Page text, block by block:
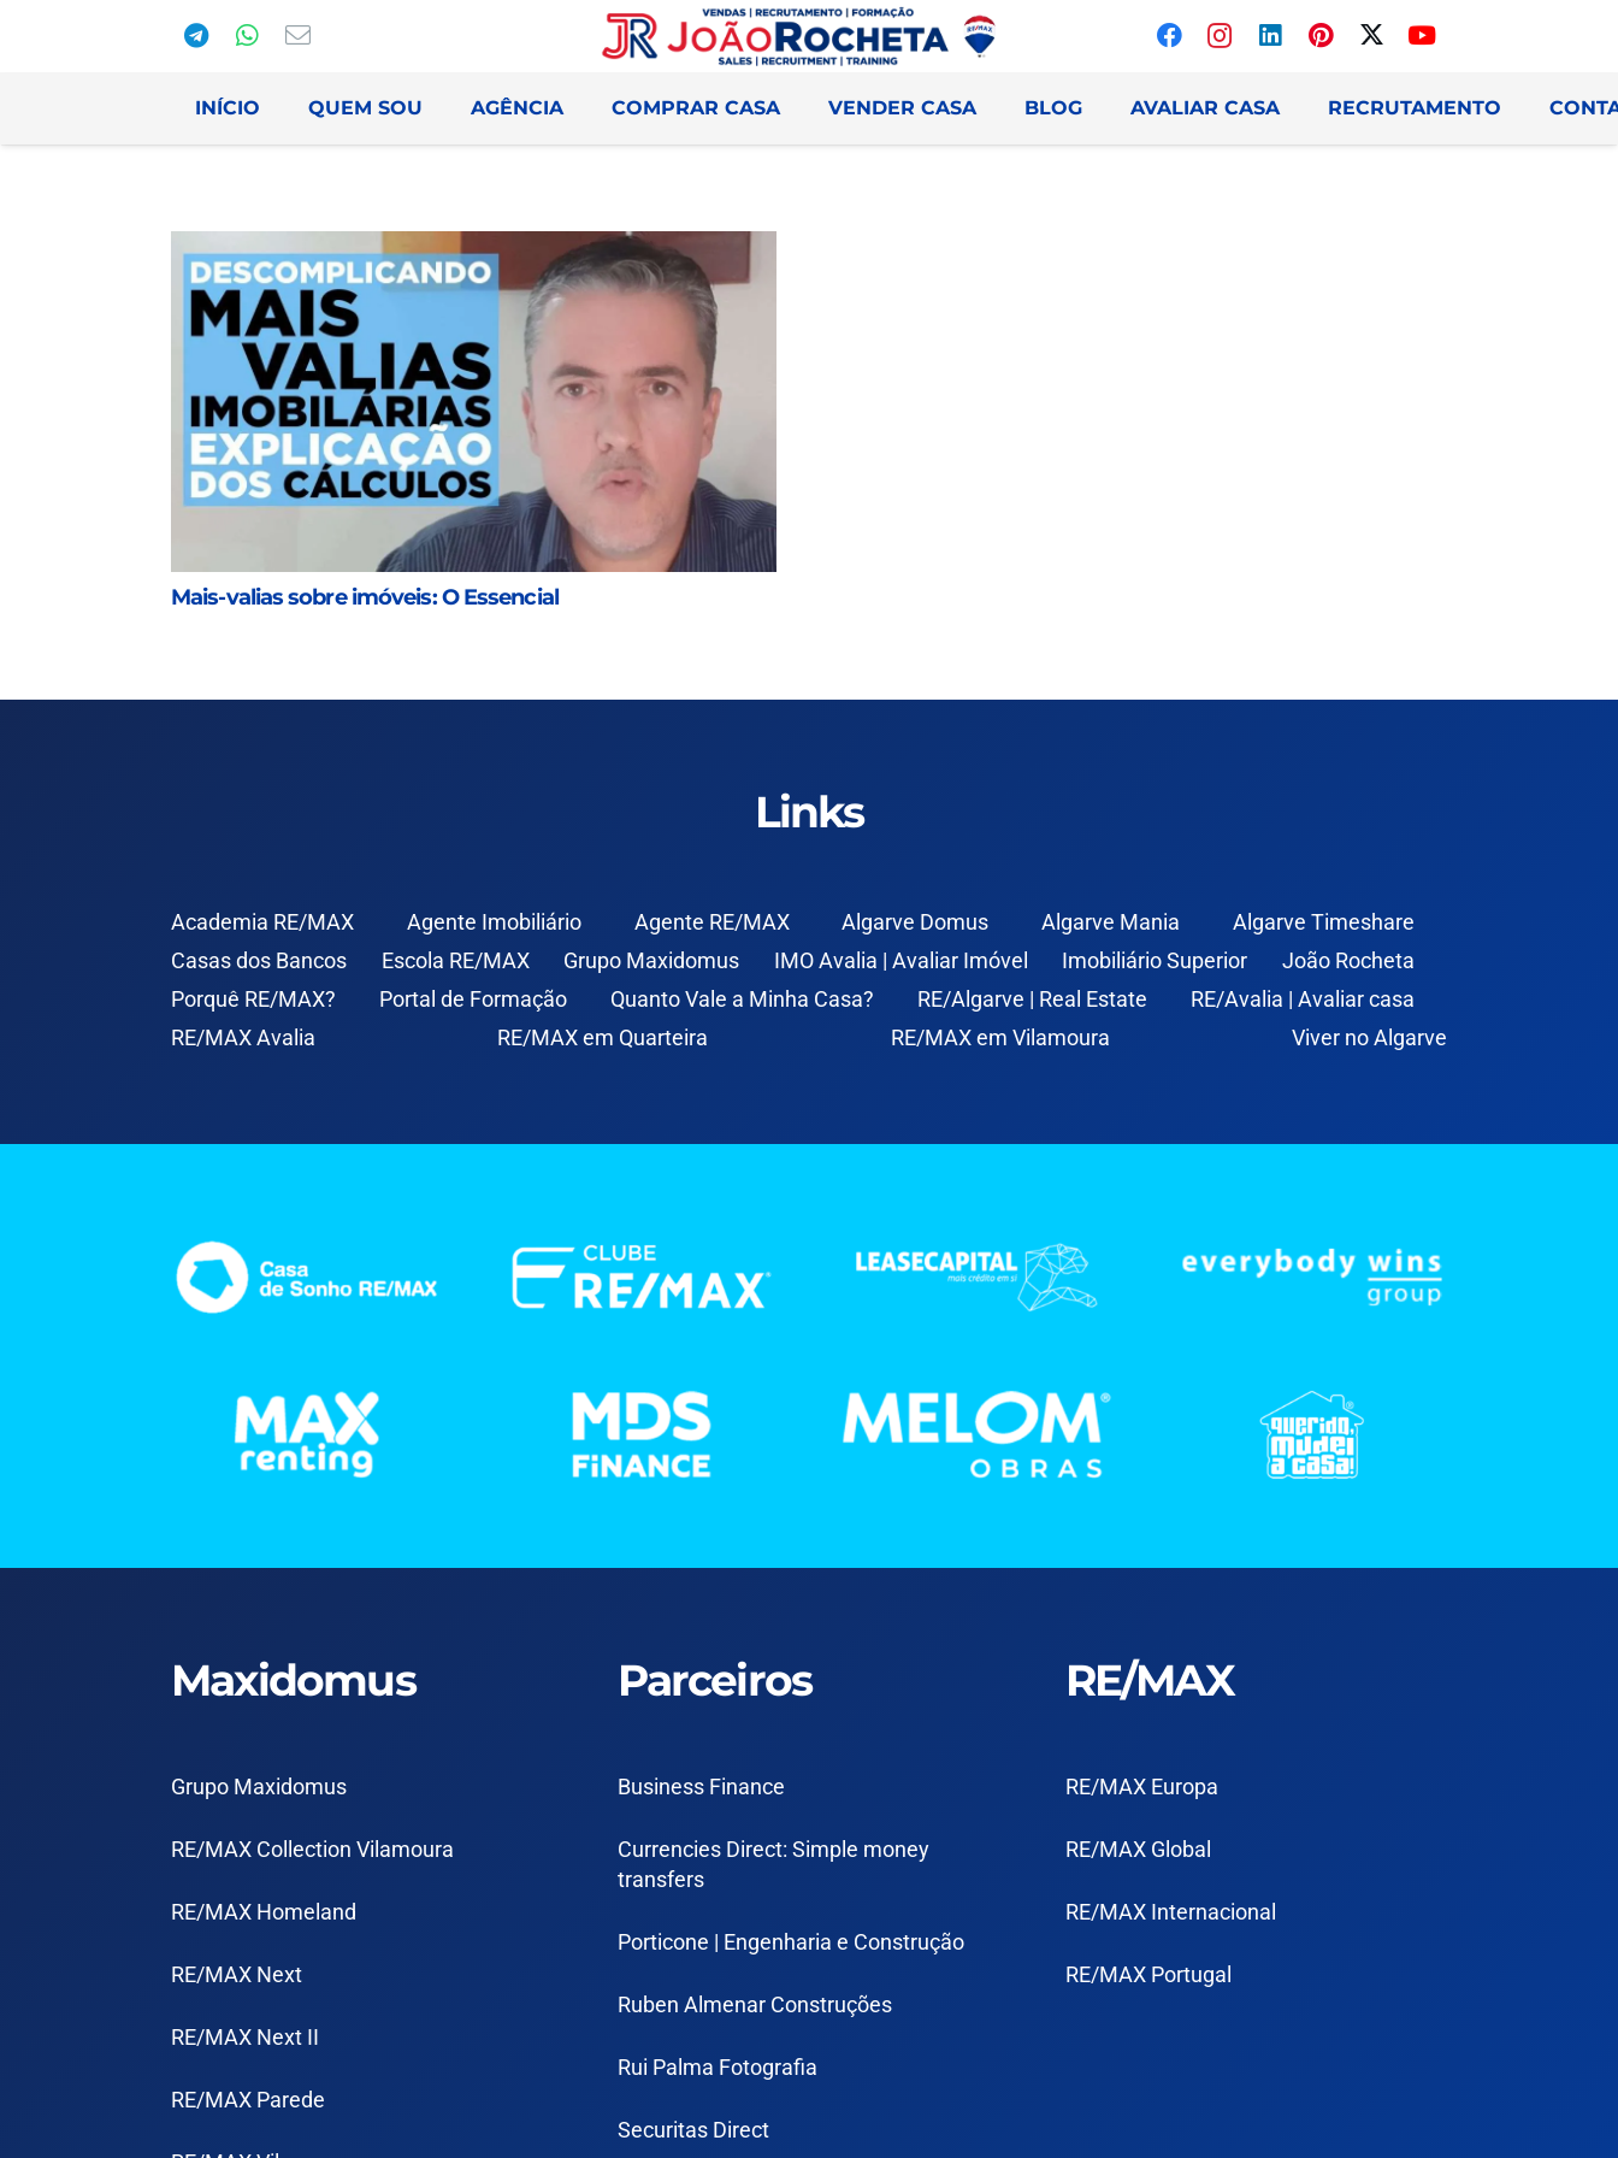
INÍCIO QUEM SOU AGÊNCIA COMPRAR CASA VENDER CASA BLOG AVALIAR CASA RECRUTAMENTO
Mais-valias sobre imóveis: O Essencial
Links
Academia RE/MAX Agente Imobiliário Agente RE/MAX Algarve Domus Algarve Mania
Algarve Timeshare
Casas dos Bancos
Escola RE/MAX Grupo Maxidomus IMO Avalia | Avaliar Imóvel Imobiliário Superior
João Rocheta
Porquê RE/MAX?
Portal de Formação Quanto Vale a Minha Casa? RE/Algarve | Real Estate
RE/Avalia | Avaliar casa
RE/MAX Avalia
RE/MAX em Quarteira RE/MAX em Vilamoura Viver no Algarve
Maxidomus
Grupo Maxidomus
RE/MAX Collection Vilamoura
RE/MAX Homeland
RE/MAX Next
RE/MAX Next II
RE/MAX Parede
Parceiros
Business Finance
Currencies Direct: Simple money
transfers
Porticone | Engenharia e Construção
Ruben Almenar Construções
Rui Palma Fotografia
Securitas Direct
RE/MAX
RE/MAX Europa
RE/MAX Global
RE/MAX Internacional
RE/MAX Portugal